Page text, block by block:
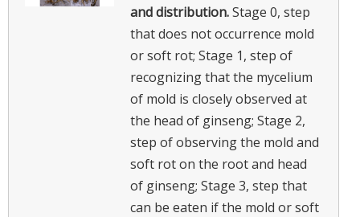
and distribution.Stage 0, step
that does not occurrence mold
or soft rot; Stage 1, step of
recognizing that the mycelium
of mold is closely observed at
the head of ginseng; Stage 2,
step of observing the mold and
soft rot on the root and head
of ginseng; Stage 3, step that
can be eaten if the mold or soft